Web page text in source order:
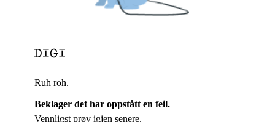
Ruh roh.
Beklager det har oppstått en feil.
Vennligst prøv igjen senere.